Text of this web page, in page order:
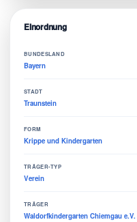
Einordnung
BUNDESLAND
Bayern
STADT
Traunstein
FORM
Krippe und Kindergarten
TRÄGER-TYP
Verein
TRÄGER
Waldorfkindergarten Chiemgau e.V.